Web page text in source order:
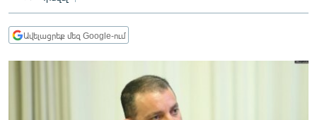
ՀԱՍԱՐԱԿՈՒԹՅՈՒՆ
ՏՆՏԵՍՈՒԹՅՈՒՆ
ՂԱՐԱԲԱՂ
ՊԱՏԵՐԱԶՄԻ 6 ՇԱԲԱԹՆԵՐԸ
Ավելացրեք մեզ Google-ում